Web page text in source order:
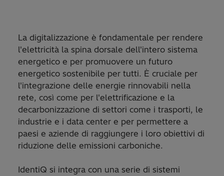
La digitalizzazione è fondamentale per rendere
l'elettricità la spina dorsale dell'intero sistema
energetico e per promuovere un futuro
energetico sostenibile per tutti. È cruciale per
l'integrazione delle energie rinnovabili nella
rete, così come per l'elettrificazione e la
decarbonizzazione di settori come i trasporti, le
industrie e i data center e per permettere a
paesi e aziende di raggiungere i loro obiettivi di
riduzione delle emissioni carboniche.
IdentiQ si integra con una serie di sistemi